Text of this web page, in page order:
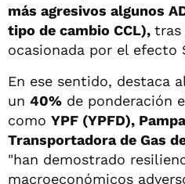
más agresivos algunos
tipo de cambio CCL), tras
ocasionada por el efecto
En ese sentido, destaca
un 40% de ponderación
como YPF (YPFD),
Transportadora de Gas
"han demostrado
macroeconómicos